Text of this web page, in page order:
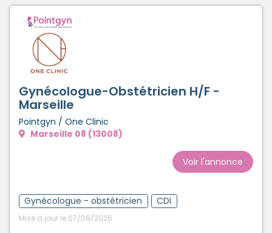
Gynécologue-Obstétricien H/F -
Marseille
Pointgyn / One Clinic
Marseille 08 (13008)
Voir l'annonce
Gynécologue - obstétricien CDI
Mise à jour le 07/08/2026